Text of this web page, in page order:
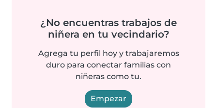
¿No encuentras trabajos de
niñera en tu vecindario?
Agrega tu perfil hoy y trabajaremos
duro para conectar familias con
niñeras como tu.
Empezar